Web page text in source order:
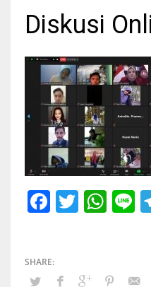
Diskusi
Facebook
Twitter